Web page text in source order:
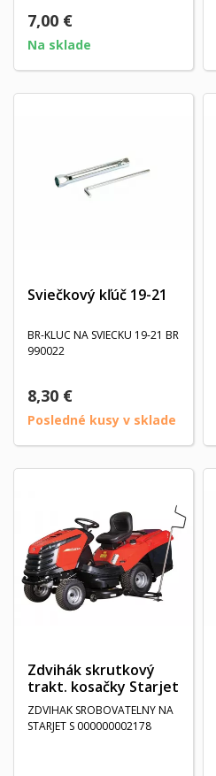
7,00 €
Na sklade
Sviečkový kľúč 19-21
BR-KLUC NA SVIECKU 19-21 BR
990022
8,30 €
Posledné kusy v sklade
Zdvihák skrutkový
trakt. kosačky Starjet
ZDVIHAK SROBOVATELNY NA
STARJET S 000000002178